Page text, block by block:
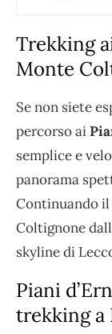
Trekking
Monte
Se non siete
percorso ai
semplice e
panorama
Continuando
Coltignone
skyline di
Piani
trekking a